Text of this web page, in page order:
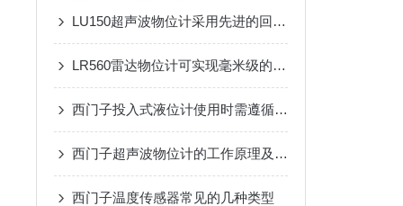
LU150超声波物位计采用先进的回波捕捉算法和自适应阈值技术
LR560雷达物位计可实现毫米级的物位测量
西门子投入式液位计使用时需遵循哪些步骤？
西门子超声波物位计的工作原理及应用途径
西门子温度传感器常见的几种类型